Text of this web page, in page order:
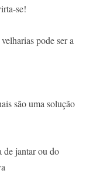
se!
pode ser a
são uma solução
de jantar ou do